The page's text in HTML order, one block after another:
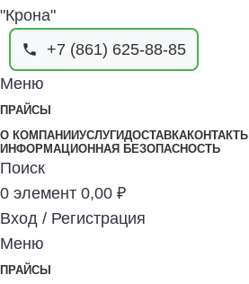
+7 (861) 625-88-85
Меню
ПРАЙСЫ
О КОМПАНИИУСЛУГИДОСТАВКАКОНТАКТЫ
ИНФОРМАЦИОННАЯ БЕЗОПАСНОСТЬ
Поиск
0 элемент 0,00 ₽
Вход / Регистрация
Меню
ПРАЙСЫ